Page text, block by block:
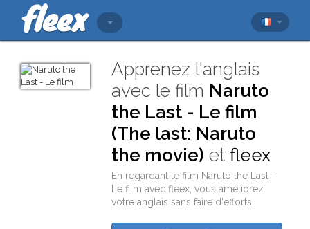
Apprenez l'anglais
avec le film Naruto
the Last - Le film
(The last: Naruto
the movie) etfleex
En regardant le film Naruto the Last -
Le film avecfleex , vous améliorez
votre anglais sans faire d'efforts.